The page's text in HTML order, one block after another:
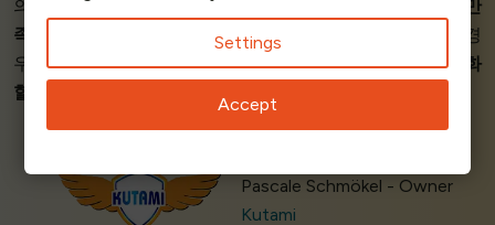
의 서비스입니다. 인상적인 공정한 가격!
서비스에 만
족
하고 있습니다. 저희는 보통 가끔씩 사용자가 폭주하는 경
우가 있는데, Queue-Fair를 통해 마침내서버를 다시 안정화
할
Pascale Schmökel - Owner
Kutami
Settings
Accept